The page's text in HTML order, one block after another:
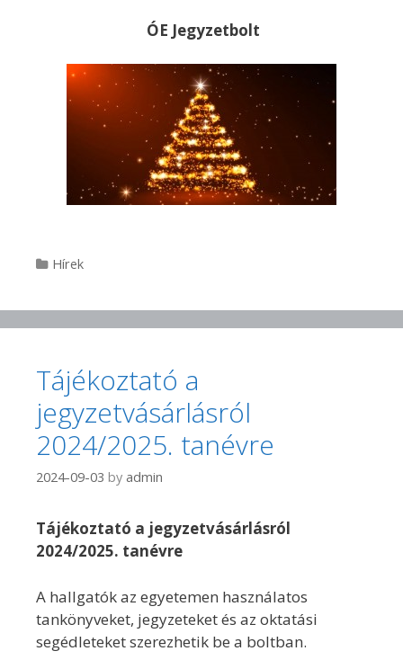
ÓE Jegyzetbolt
Categories
Hírek
Tájékoztató a
jegyzetvásárlásról
2024/2025. tanévre
2024-09-03 by admin
Tájékoztató a jegyzetvásárlásról
2024/2025. tanévre
A hallgatók az egyetemen használatos
tankönyveket, jegyzeteket és az oktatási
segédleteket szerezhetik be a boltban.